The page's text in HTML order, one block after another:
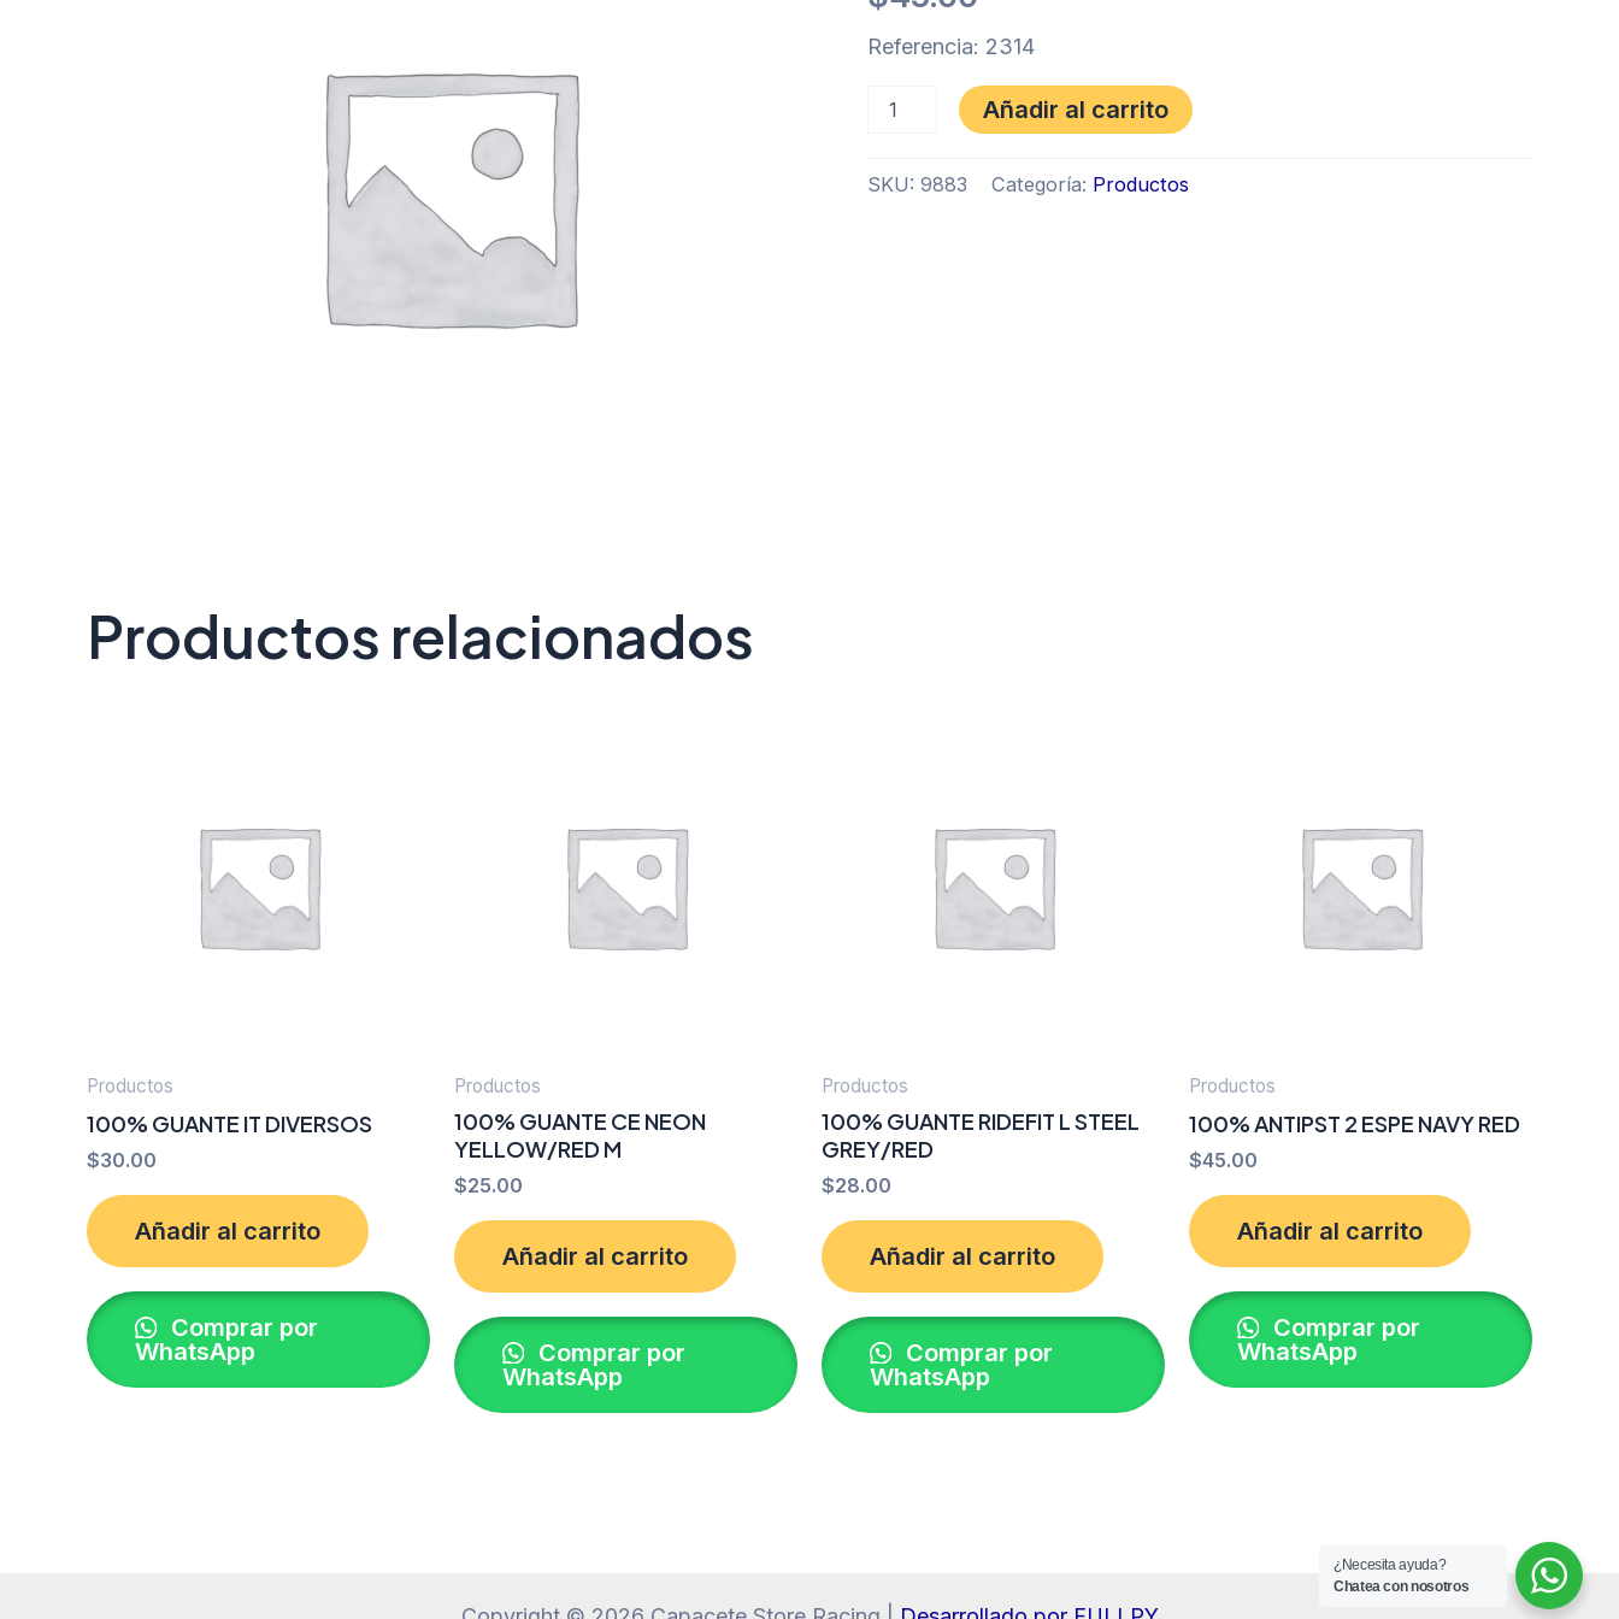
Referencia: 2314
Añadir al carrito
SKU: 9883 Categoría: Productos
Productos relacionados
Productos
100% GUANTE IT DIVERSOS
$30.00
Añadir al carrito
Comprar por
WhatsApp
Productos
100% GUANTE CE NEON
YELLOW/RED M
$25.00
Añadir al carrito
Comprar por
WhatsApp
Productos
100% GUANTE RIDEFIT L STEEL
GREY/RED
$28.00
Añadir al carrito
Comprar por
WhatsApp
Productos
100% ANTIPST 2 ESPE NAVY RED
$45.00
Añadir al carrito
Comprar por
WhatsApp
¿Necesita ayuda?
Chatea con nosotros